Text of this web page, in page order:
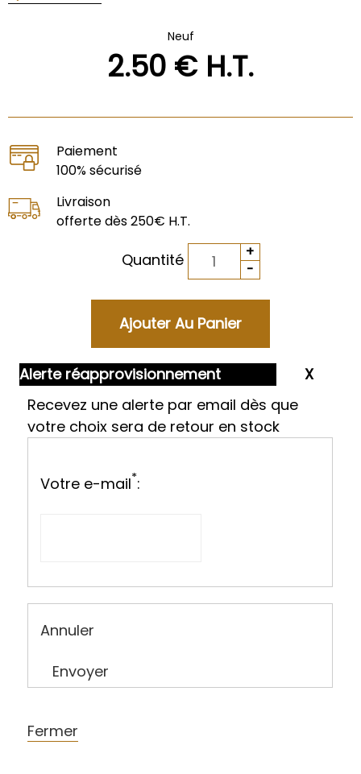
Neuf
2.50 € H.T.
Paiement
100% sécurisé
Livraison
offerte dès 250€ H.T.
Quantité
Alerte réapprovisionnement
Recevez une alerte par email dès que
votre choix sera de retour en stock
Votre e-mail*:
Annuler
Envoyer
Fermer